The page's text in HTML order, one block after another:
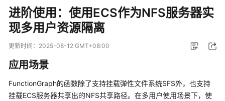
新
动
态
产
品
介
绍
进阶使用：使用ECS作为NFS服务器实
现多用户资源隔离
更新时间： 2025-08-12 GMT+08:00
应用场景
FunctionGraph的函数除了支持挂载弹性文件系统SFS外，也支持
挂载ECS服务器共享出的NFS共享路径。在多用户使用场景下，使